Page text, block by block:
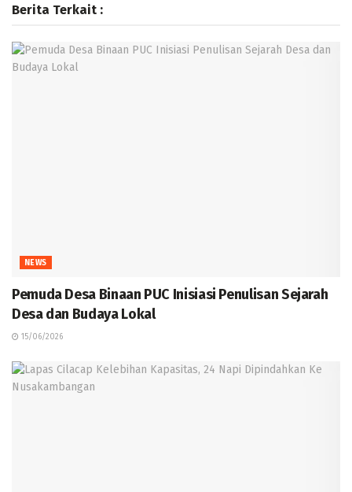
Berita Terkait :
NEWS
Pemuda Desa Binaan PUC Inisiasi Penulisan Sejarah
Desa dan Budaya Lokal
15/06/2026